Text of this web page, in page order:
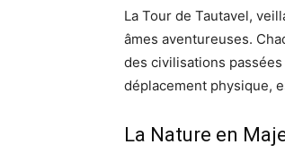
La Tour de Tautavel,
âmes aventureuses.
des civilisations passées
déplacement physique,
La Nature en